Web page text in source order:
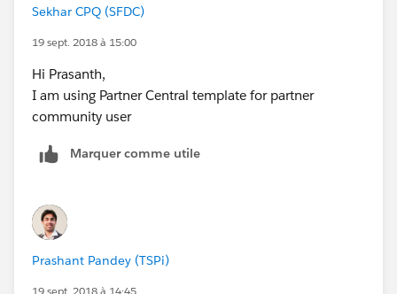
Sekhar CPQ (SFDC)
19 sept. 2018 à 15:00
Hi Prasanth,
I am using Partner Central template for partner
community user
Marquer comme utile
Prashant Pandey (TSPi)
19 sept. 2018 à 14:45